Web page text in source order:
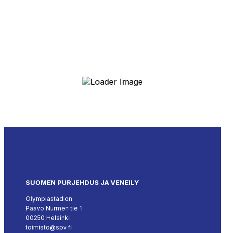
SUOMEN PURJEHDUS JA VENEILY
Olympiastadion
Paavo Nurmen tie 1
00250 Helsinki
toimisto@spv.fi